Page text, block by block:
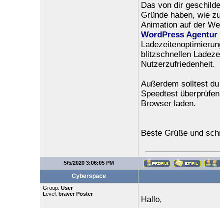
Das von dir
Gründe haben, wie
Animation auf der
WordPress Agentur
blitzschnellen
Nutzerzufriedenheit.
Außerdem solltest
Speedtest
Browser laden.
Beste Grüße und
5/5/2020 3:06:05 PM
Cyberspace
Group: User
Level: braver Poster
Hallo,